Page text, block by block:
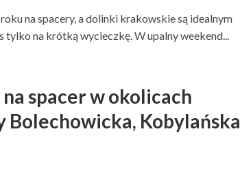
na spacery, a dolinki krakowskie są idealnym
tylko na krótką wycieczkę. W upalny weekend...
spacer w okolicach
Bolechowicka, Kobylańska